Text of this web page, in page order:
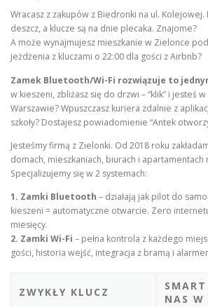
Wracasz z zakupów z Biedronki na ul. Kolejowej.
deszcz, a klucze są na dnie plecaka. Znajome?
A może wynajmujesz mieszkanie w Zielonce
jeżdżenia z kluczami o 22:00 dla gości z Airbnb?
Zamek Bluetooth/Wi-Fi rozwiązuje to
w kieszeni, zbliżasz się do drzwi – “klik” i jesteś
Warszawie? Wpuszczasz kuriera zdalnie z
szkoły? Dostajesz powiadomienie “Antek
Jesteśmy firmą z Zielonki. Od 2018 roku
domach, mieszkaniach, biurach i apartamentach
Specjalizujemy się w 2 systemach:
1. Zamki Bluetooth – działają jak pilot do
kieszeni = automatyczne otwarcie. Zero
miesięcy.
2. Zamki Wi-Fi – pełna kontrola z każdego
gości, historia wejść, integracja z bramą i
ZWYKŁY KLUCZ
NAS W